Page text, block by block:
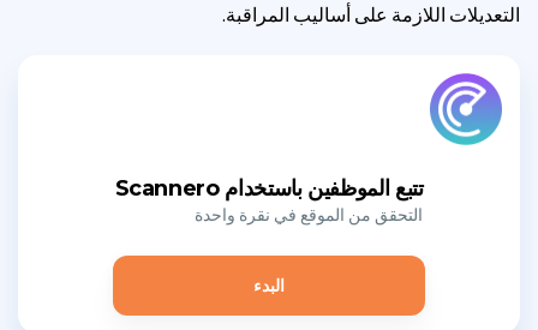
التعديلات اللازمة على أساليب المراقبة.
تتبع الموظفين باستخدام Scannero
التحقق من الموقع في نقرة واحدة
البدء